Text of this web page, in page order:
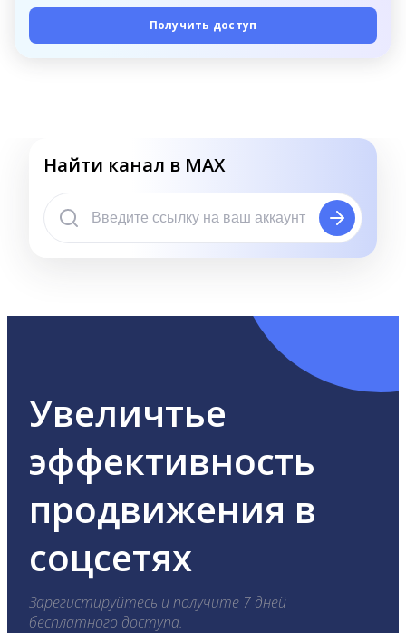
Получить доступ
Найти канал в MAX
Увеличтье
эффективность
продвижения в
соцсетях
Зарегистируйтесь и получите 7 дней
бесплатного доступа.